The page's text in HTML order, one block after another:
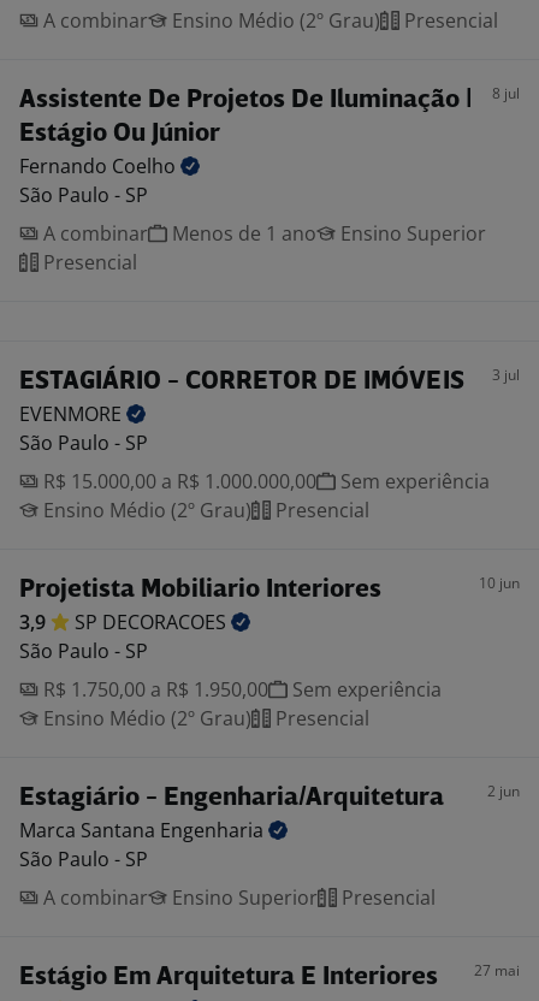
A combinar
Ensino Médio (2º Grau) Presencial
Assistente De Projetos De Iluminação |
Estágio Ou Júnior
8 jul
Fernando Coelho
São Paulo - SP
A combinar
Menos de 1 ano
Ensino Superior
Presencial
ESTAGIÁRIO - CORRETOR DE IMÓVEIS 3 jul
EVENMORE
São Paulo - SP
R$ 15.000,00 a R$ 1.000.000,00
Sem experiência
Ensino Médio (2º Grau)
Presencial
Projetista Mobiliario Interiores 10 jun
3,9 SP DECORACOES
São Paulo - SP
R$ 1.750,00 a R$ 1.950,00
Sem experiência
Ensino Médio (2º Grau)
Presencial
Estagiário - Engenharia/Arquitetura 2 jun
Marca Santana Engenharia
São Paulo - SP
A combinar
Ensino Superior Presencial
Estágio Em Arquitetura E Interiores 27 mai